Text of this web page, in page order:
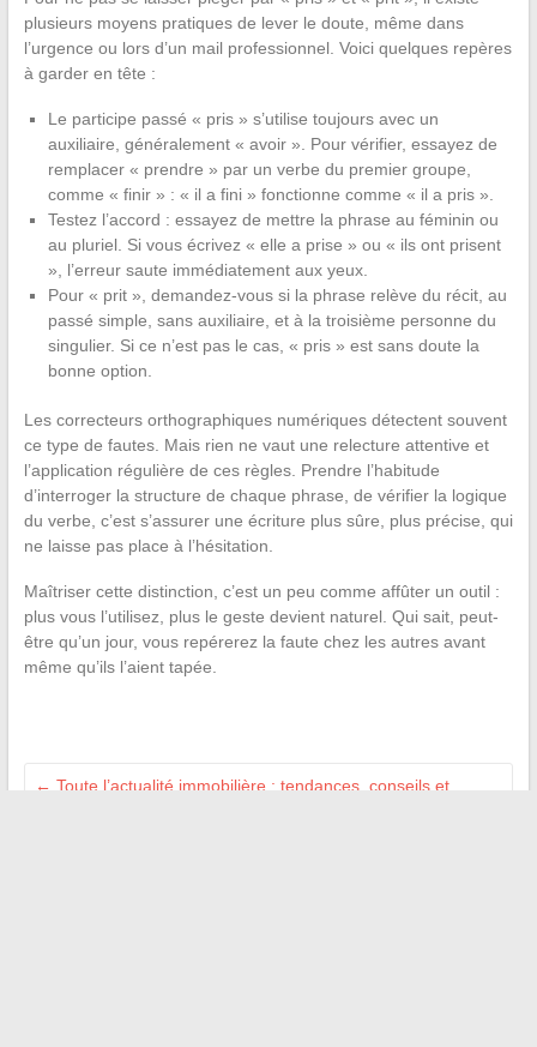
plusieurs moyens pratiques de lever le doute, même dans
l’urgence ou lors d’un mail professionnel. Voici quelques repères
à garder en tête :
Le participe passé « pris » s’utilise toujours avec un
auxiliaire, généralement « avoir ». Pour vérifier, essayez de
remplacer « prendre » par un verbe du premier groupe,
comme « finir » : « il a fini » fonctionne comme « il a pris ».
Testez l’accord : essayez de mettre la phrase au féminin ou
au pluriel. Si vous écrivez « elle a prise » ou « ils ont prisent
», l’erreur saute immédiatement aux yeux.
Pour « prit », demandez-vous si la phrase relève du récit, au
passé simple, sans auxiliaire, et à la troisième personne du
singulier. Si ce n’est pas le cas, « pris » est sans doute la
bonne option.
Les correcteurs orthographiques numériques détectent souvent
ce type de fautes. Mais rien ne vaut une relecture attentive et
l’application régulière de ces règles. Prendre l’habitude
d’interroger la structure de chaque phrase, de vérifier la logique
du verbe, c’est s’assurer une écriture plus sûre, plus précise, qui
ne laisse pas place à l’hésitation.
Maîtriser cette distinction, c’est un peu comme affûter un outil :
plus vous l’utilisez, plus le geste devient naturel. Qui sait, peut-
être qu’un jour, vous repérerez la faute chez les autres avant
même qu’ils l’aient tapée.
← Toute l’actualité immobilière : tendances, conseils et